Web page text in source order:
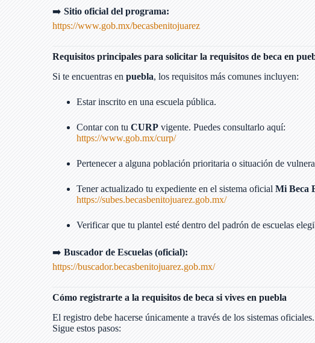
➡️ Sitio oficial del programa:
https://www.gob.mx/becasbenitojuarez
Requisitos principales para solicitar la requisitos de beca en
Si te encuentras en puebla, los requisitos más comunes incluyen:
Estar inscrito en una escuela pública.
Contar con tu CURP vigente. Puedes consultarlo aquí:
https://www.gob.mx/curp/
Pertenecer a alguna población prioritaria o situación de
Tener actualizado tu expediente en el sistema oficial Mi Beca
https://subes.becasbenitojuarez.gob.mx/
Verificar que tu plantel esté dentro del padrón de escuelas
➡️ Buscador de Escuelas (oficial):
https://buscador.becasbenitojuarez.gob.mx/
Cómo registrarte a la requisitos de beca si vives en puebla
El registro debe hacerse únicamente a través de los sistemas oficiales.
Sigue estos pasos: